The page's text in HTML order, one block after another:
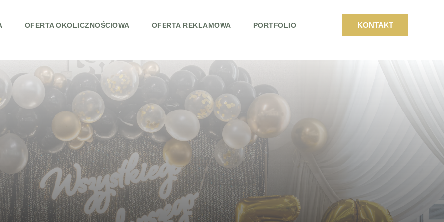
OFERTA OKOLICZNOŚCIOWA OFERTA REKLAMOWA PORTFOLIO KONTAKT
| Roczek, gody, jubileusze